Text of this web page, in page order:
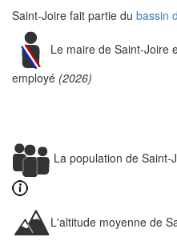
Saint-Joire fait partie du bassin
Le maire de Saint-Joire
employé (2026)
La population de Saint-
L'altitude moyenne de